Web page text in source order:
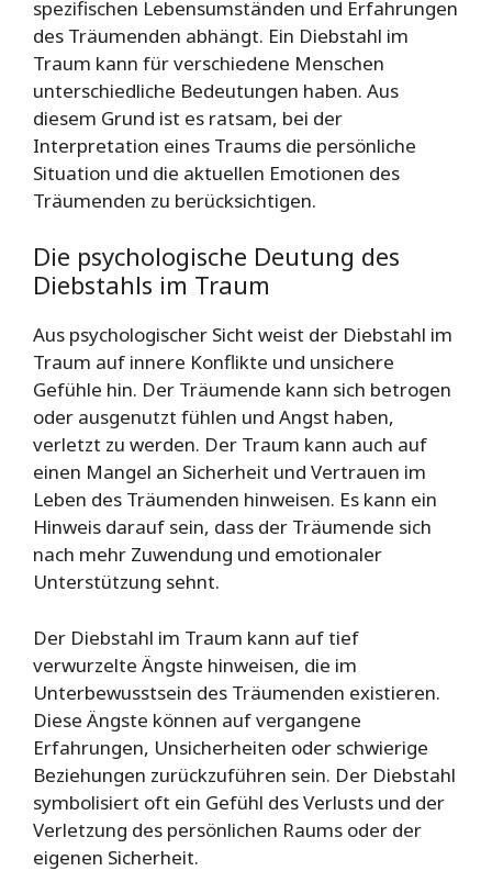
spezifischen Lebensumständen und Erfahrungen
des Träumenden abhängt. Ein Diebstahl im
Traum kann für verschiedene Menschen
unterschiedliche Bedeutungen haben. Aus
diesem Grund ist es ratsam, bei der
Interpretation eines Traums die persönliche
Situation und die aktuellen Emotionen des
Träumenden zu berücksichtigen.
Die psychologische Deutung des
Diebstahls im Traum
Aus psychologischer Sicht weist der Diebstahl im
Traum auf innere Konflikte und unsichere
Gefühle hin. Der Träumende kann sich betrogen
oder ausgenutzt fühlen und Angst haben,
verletzt zu werden. Der Traum kann auch auf
einen Mangel an Sicherheit und Vertrauen im
Leben des Träumenden hinweisen. Es kann ein
Hinweis darauf sein, dass der Träumende sich
nach mehr Zuwendung und emotionaler
Unterstützung sehnt.
Der Diebstahl im Traum kann auf tief
verwurzelte Ängste hinweisen, die im
Unterbewusstsein des Träumenden existieren.
Diese Ängste können auf vergangene
Erfahrungen, Unsicherheiten oder schwierige
Beziehungen zurückzuführen sein. Der Diebstahl
symbolisiert oft ein Gefühl des Verlusts und der
Verletzung des persönlichen Raums oder der
eigenen Sicherheit.